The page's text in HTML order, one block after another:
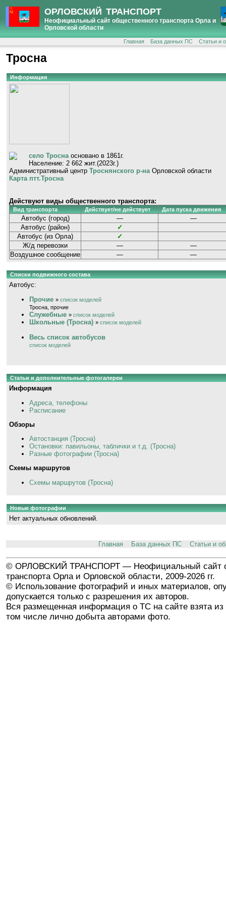
ОРЛОВСКИЙ ТРАНСПОРТ
Неофициальный сайт общественного транспорта Орла и
Орловской области
Главная База данных ПС Статьи и
Тросна
Информация
село Тросна основано в 1861г.
Население: 2 662 жит.(2023г.)
Административный центр Троснянского р-на Орловской области
Карта птт.Тросна
Действуют виды общественного транспорта:
Вид транспорта Действует/не действует Дата пуска движения
Автобус (город) —
—
Автобус (район)
✓
Автобус (из Орла)
✓
Ж/д перевозки
—
—
Воздушное сообщение
— —
Списки подвижного состава
Автобус:
Прочие » список моделей
Тросна, прочие
Служебные » список моделей
Школьные (Тросна) » список моделей
Весь список автобусов
список моделей
Статьи и дополнительные фотогалереи
Информация
Адреса, телефоны
Расписание
Обзоры
Автостанция (Тросна)
Остановки: павильоны, таблички и т.д. (Тросна)
Разные фотографии (Тросна)
Схемы маршрутов
Схемы маршрутов (Тросна)
Новые фотографии
Нет актуальных обновлений.
Главная База данных ПС Статьи и
© ОРЛОВСКИЙ ТРАНСПОРТ — Неофициальный сайт
транспорта Орла и Орловской области, 2009-2026 гг.
© Использование фотографий и иных материалов,
допускается только с разрешения их авторов.
Вся размещенная информация о ТС на сайте взята из
том числе лично добыта авторами фото.